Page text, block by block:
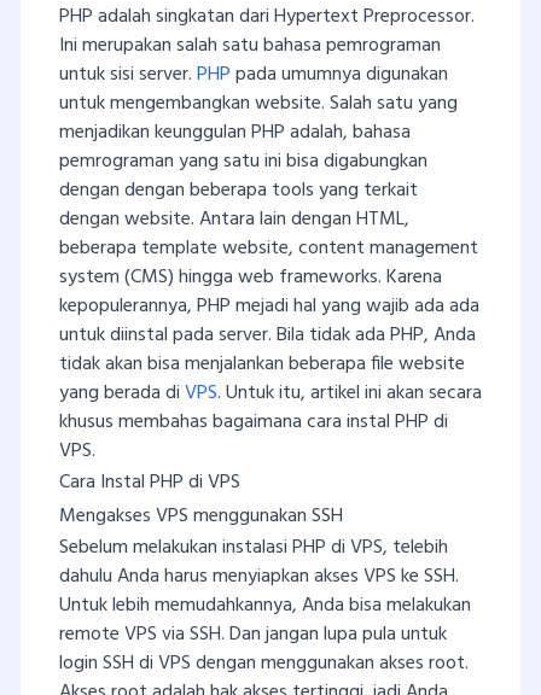
PHP adalah singkatan dari Hypertext Preprocessor.
Ini merupakan salah satu bahasa pemrograman
untuk sisi server.PHPpada umumnya digunakan
untuk mengembangkan website. Salah satu yang
menjadikan keunggulan PHP adalah, bahasa
pemrograman yang satu ini bisa digabungkan
dengan dengan beberapa tools yang terkait
dengan website. Antara lain dengan HTML,
beberapa template website, content management
system (CMS) hingga web frameworks. Karena
kepopulerannya, PHP mejadi hal yang wajib ada ada
untuk diinstal pada server. Bila tidak ada PHP, Anda
tidak akan bisa menjalankan beberapa file website
yang berada diVPS. Untuk itu, artikel ini akan secara
khusus membahas bagaimana cara instal PHP di
VPS.
Cara Instal PHP di VPS
Mengakses VPS menggunakan SSH
Sebelum melakukan instalasi PHP di VPS, telebih
dahulu Anda harus menyiapkan akses VPS ke SSH.
Untuk lebih memudahkannya, Anda bisa melakukan
remote VPS via SSH. Dan jangan lupa pula untuk
login SSH di VPS dengan menggunakan akses root.